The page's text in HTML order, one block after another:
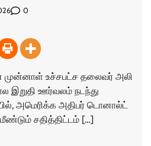
0
முன்னாள் உச்சபட்ச தலைவர் அலி
இறுதி ஊர்வலம் நடந்து
அமெரிக்க அதிபர் டொனால்ட்
சதித்திட்டம் […]